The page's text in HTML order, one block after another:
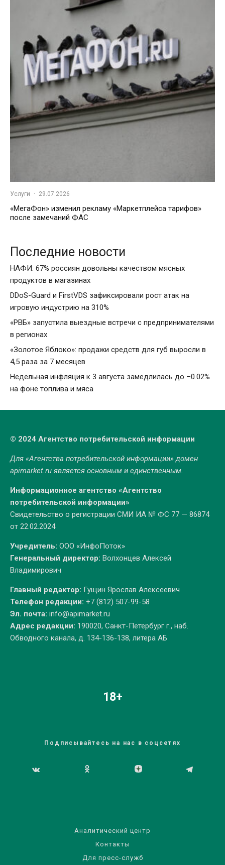
Услуги · 29.07.2026
«МегаФон» изменил рекламу «Маркетплейса тарифов»
после замечаний ФАС
Последние новости
НАФИ: 67% россиян довольны качеством мясных
продуктов в магазинах
DDoS-Guard и FirstVDS зафиксировали рост атак на
игровую индустрию на 310%
«РВБ» запустила выездные встречи с предпринимателями
в регионах
«Золотое Яблоко»: продажи средств для губ выросли в
4,5 раза за 7 месяцев
Недельная инфляция к 3 августа замедлилась до –0.02%
на фоне топлива и мяса
© 2024 Агентство потребительской информации
Для «Агентства потребительской информации» домен
apimarket.ruявляется основным и единственным.
Информационное агентство «Агентство
потребительской информации»
Свидетельство о регистрации СМИ ИА № ФС 77 — 86874
от 22.02.2024
Учредитель: ООО «ИнфоПоток»
Генеральный директор: Волхонцев Алексей
Владимирович
Главный редактор: Гущин Ярослав Алексеевич
Телефон редакции: +7 (812) 507-99-58
Эл. почта: info@apimarket.ru
Адрес редакции: 190020, Санкт-Петербург г., наб.
Обводного канала, д. 134-136-138, литера АБ
18+
Подписывайтесь на нас в соцсетях
Аналитический центр
Контакты
Для пресс-служб